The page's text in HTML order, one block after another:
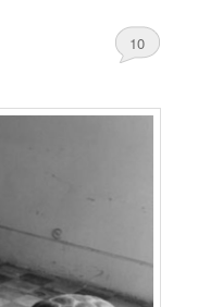
10